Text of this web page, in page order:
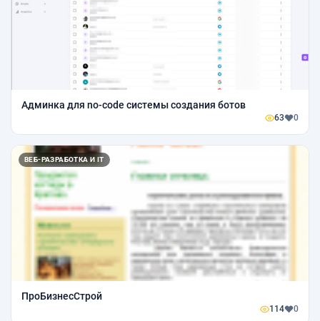
Админка для no-code системы создания ботов
63 0
ВЕБ-РАЗРАБОТКА И IT
ПроБизнесСтрой
114 0